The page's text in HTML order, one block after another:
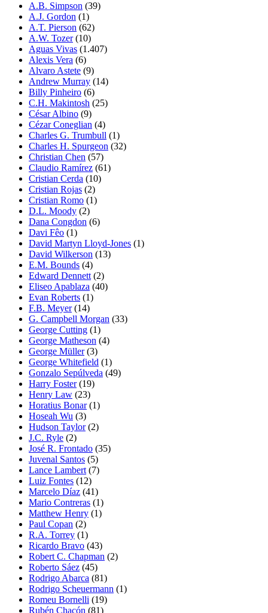
A.B. Simpson (39)
A.J. Gordon (1)
A.T. Pierson (62)
A.W. Tozer(10)
Aguas Vivas (1.407)
Alexis Vera (6)
Alvaro Astete (9)
Andrew Murray (14)
Billy Pinheiro (6)
C.H. Makintosh (25)
César Albino (9)
Cézar Coneglian (4)
Charles G. Trumbull (1)
Charles H. Spurgeon (32)
Christian Chen (57)
Claudio Ramírez (61)
Cristian Cerda (10)
Cristian Rojas (2)
Cristian Romo (1)
D.L. Moody (2)
Dana Congdon (6)
Davi Fêo (1)
David Martyn Lloyd-Jones (1)
David Wilkerson (13)
E.M. Bounds (4)
Edward Dennett (2)
Eliseo Apablaza (40)
Evan Roberts (1)
F.B. Meyer(14)
G. Campbell Morgan (33)
George Cutting (1)
George Matheson (4)
George Müller(3)
George Whitefield (1)
Gonzalo Sepúlveda (49)
Harry Foster(19)
Henry Law (23)
Horatius Bonar(1)
Hoseah Wu (3)
Hudson Taylor(2)
J.C. Ryle (2)
José R. Frontado (35)
Juvenal Santos (5)
Lance Lambert (7)
Luiz Fontes (12)
Marcelo Díaz (41)
Mario Contreras (1)
Matthew Henry (1)
Paul Copan (2)
R.A. Torrey (1)
Ricardo Bravo (43)
Robert C. Chapman (2)
Roberto Sáez (45)
Rodrigo Abarca (81)
Rodrigo Scheuermann (1)
Romeu Bornelli (19)
Rubén Chacón (81)